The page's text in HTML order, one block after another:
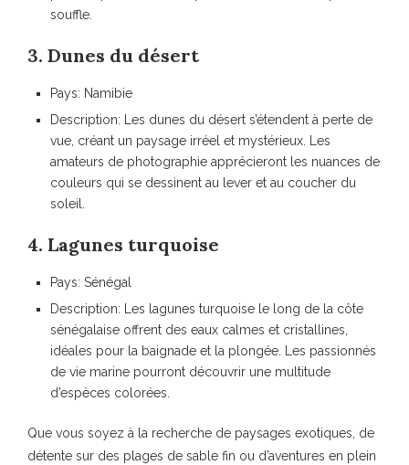
souffle.
3. Dunes du désert
Pays: Namibie
Description: Les dunes du désert s’étendent à perte de
vue, créant un paysage irréel et mystérieux. Les
amateurs de photographie apprécieront les nuances de
couleurs qui se dessinent au lever et au coucher du
soleil.
4. Lagunes turquoise
Pays: Sénégal
Description: Les lagunes turquoise le long de la côte
sénégalaise offrent des eaux calmes et cristallines,
idéales pour la baignade et la plongée. Les passionnés
de vie marine pourront découvrir une multitude
d’espèces colorées.
Que vous soyez à la recherche de paysages exotiques, de
détente sur des plages de sable fin ou d’aventures en plein